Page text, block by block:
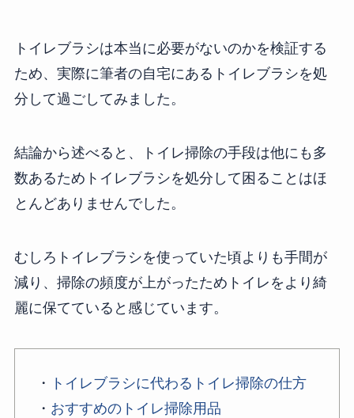
トイレブラシは本当に必要がないのかを検証する
ため、実際に筆者の自宅にあるトイレブラシを処
分して過ごしてみました。
結論から述べると、トイレ掃除の手段は他にも多
数あるためトイレブラシを処分して困ることはほ
とんどありませんでした。
むしろトイレブラシを使っていた頃よりも手間が
減り、掃除の頻度が上がったためトイレをより綺
麗に保てていると感じています。
・
トイレブラシに代わるトイレ掃除の仕方
・ おすすめのトイレ掃除用品